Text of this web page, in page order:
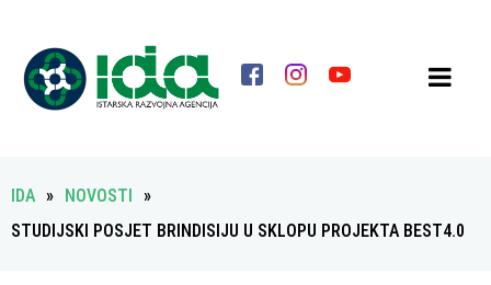
IDA » NOVOSTI
»
STUDIJSKI POSJET BRINDISIJU U SKLOPU PROJEKTA BEST4.0